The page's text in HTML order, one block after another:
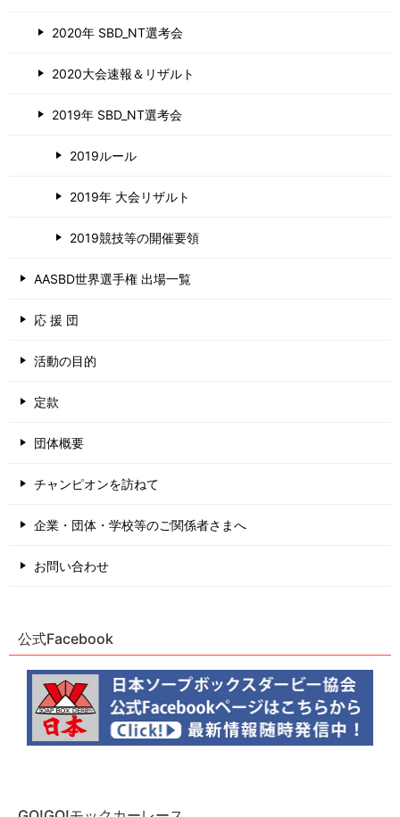
2020年 SBD_NT選考会
2020大会速報＆リザルト
2019年 SBD_NT選考会
2019ルール
2019年 大会リザルト
2019競技等の開催要領
AASBD世界選手権 出場一覧
応 援 団
活動の目的
定款
団体概要
チャンピオンを訪ねて
企業・団体・学校等のご関係者さまへ
お問い合わせ
公式Facebook